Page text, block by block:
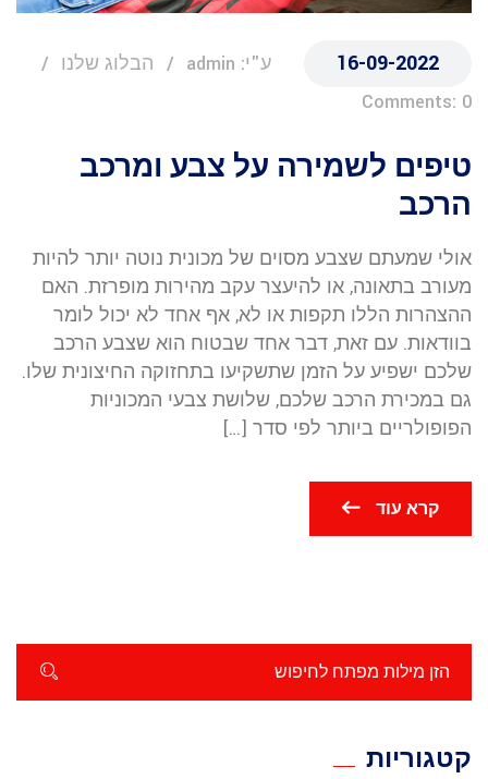
16-09-2022 ע"י: admin
הבלוג שלנו
Comments: 0
טיפים לשמירה על צבע ומרכב
הרכב
אולי שמעתם שצבע מסוים של מכונית נוטה יותר להיות
מעורב בתאונה, או להיעצר עקב מהירות מופרזת. האם
ההצהרות הללו תקפות או לא, אף אחד לא יכול לומר
בוודאות. עם זאת, דבר אחד שבטוח הוא שצבע הרכב
שלכם ישפיע על הזמן שתשקיעו בתחזוקה החיצונית שלו.
גם במכירת הרכב שלכם, שלושת צבעי המכוניות
הפופולריים ביותר לפי סדר […]
קרא עוד
קטגוריות